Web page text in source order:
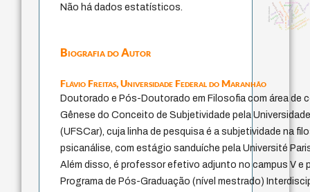
Não há dados estatísticos.
Biografia do Autor
Flávio Freitas,Universidade Federal do Maranhão
Doutorado e Pós-Doutorado em Filosofia com área de
Gênese do Conceito de Subjetividade pela
(UFSCar), cuja linha de pesquisa é a subjetividade na
psicanálise, com estágio sanduíche pela Université
Além disso, é professor efetivo adjunto no campus V e
Programa de Pós-Graduação (nível mestrado)
fundamentalismo
jacobi protágoras
experiência temporal
metafísica do tempo
género
idade intolerância
j.c.m. neto
palavra literatura (poética)
perdón
leyes
violencia
guayaquil
logos
direito romano pedagogia
lei
desejo
papel da lei
bataille
mind
therapy